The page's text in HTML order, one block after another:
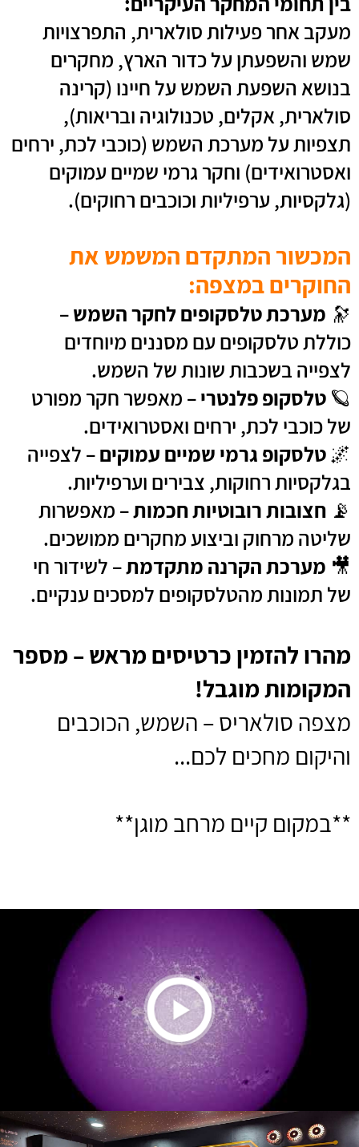
מעקב אחר פעילות סולארית, התפרצויות
שמש והשפעתן על כדור הארץ, מחקרים
בנושא השפעת השמש על חיינו (קרינה
סולארית, אקלים, טכנולוגיה ובריאות),
תצפיות על מערכת השמש (כוכבי לכת, ירחים
ואסטרואידים) וחקר גרמי שמיים עמוקים
(גלקסיות, ערפיליות וכוכבים רחוקים).
המכשור המתקדם המשמש את
החוקרים במצפה:
🔭 מערכת טלסקופים לחקר השמש–
כוללת טלסקופים עם מסננים מיוחדים
לצפייה בשכבות שונות של השמש.
🪐 טלסקופ פלנטרי– מאפשר חקר מפורט
של כוכבי לכת, ירחים ואסטרואידים.
🌌טלסקופ גרמי שמיים עמוקים– לצפייה
בגלקסיות רחוקות, צבירים וערפיליות.
📡 חצובות רובוטיות חכמות– מאפשרות
שליטה מרחוק וביצוע מחקרים ממושכים.
🎥 מערכת הקרנה מתקדמת– לשידור חי
של תמונות מהטלסקופים למסכים ענקיים.
מהרו להזמין כרטיסים מראש – מספר
המקומות מוגבל!
מצפה סולאריס – השמש, הכוכבים
והיקום מחכים לכם...
**במקום קיים מרחב מוגן**